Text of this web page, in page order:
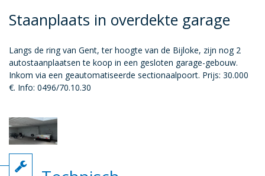
Staanplaats in overdekte garage
Langs de ring van Gent, ter hoogte van de Bijloke, zijn nog 2
autostaanplaatsen te koop in een gesloten garage-gebouw.
Inkom via een geautomatiseerde sectionaalpoort. Prijs: 30.000
€. Info: 0496/70.10.30